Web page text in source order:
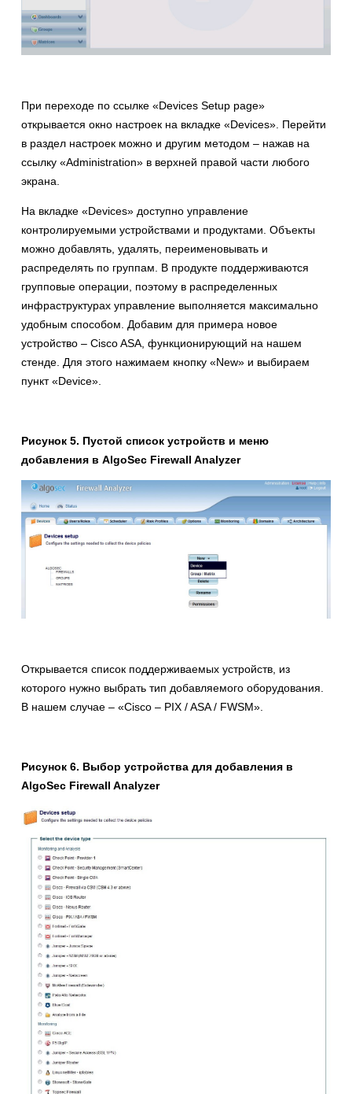
При переходе по ссылке «Devices Setup page»
открывается окно настроек на вкладке «Devices». Перейти
в раздел настроек можно и другим методом – нажав на
ссылку «Administration» в верхней правой части любого
экрана.
На вкладке «Devices» доступно управление
контролируемыми устройствами и продуктами. Объекты
можно добавлять, удалять, переименовывать и
распределять по группам. В продукте поддерживаются
групповые операции, поэтому в распределенных
инфраструктурах управление выполняется максимально
удобным способом. Добавим для примера новое
устройство – Cisco ASA, функционирующий на нашем
стенде. Для этого нажимаем кнопку «New» и выбираем
пункт «Device».
Рисунок 5. Пустой список устройств и меню
добавления в AlgoSec Firewall Analyzer
Открывается список поддерживаемых устройств, из
которого нужно выбрать тип добавляемого оборудования.
В нашем случае – «Cisco – PIX / ASA / FWSM».
Рисунок 6. Выбор устройства для добавления в
AlgoSec Firewall Analyzer